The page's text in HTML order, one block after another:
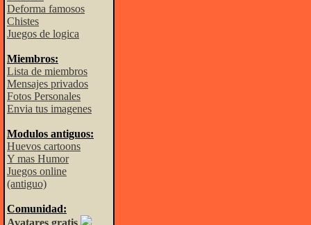
Deforma famosos
Chistes
Juegos de logica
Miembros:
Lista de miembros
Mensajes privados
Fotos Personales
Envia tus imagenes
Modulos antiguos:
Huevos cartoons
Y mas Humor
Juegos online
(antiguo)
Comunidad:
Avatares gratis